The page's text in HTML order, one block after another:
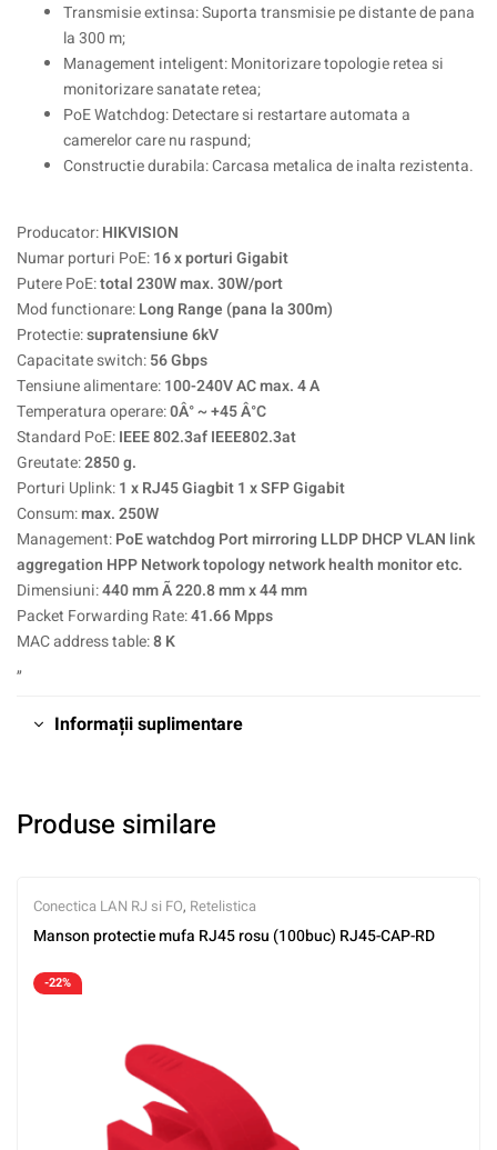
Transmisie extinsa: Suporta transmisie pe distante de pana
la 300 m;
Management inteligent: Monitorizare topologie retea si
monitorizare sanatate retea;
PoE Watchdog: Detectare si restartare automata a
camerelor care nu raspund;
Constructie durabila: Carcasa metalica de inalta rezistenta.
Producator:HIKVISION
Numar porturi PoE:16 x porturi Gigabit
Putere PoE:total 230W max. 30W/port
Mod functionare:Long Range (pana la 300m)
Protectie:supratensiune 6kV
Capacitate switch:56 Gbps
Tensiune alimentare:100-240V AC max. 4 A
Temperatura operare:0Â° ~ +45 Â°C
Standard PoE:IEEE 802.3af IEEE802.3at
Greutate:2850 g.
Porturi Uplink:1 x RJ45 Giagbit 1 x SFP Gigabit
Consum:max. 250W
Management:PoE watchdog Port mirroring LLDP DHCP VLAN link
aggregation HPP Network topology network health monitor etc.
Dimensiuni:440 mm Ã 220.8 mm x 44 mm
Packet Forwarding Rate:41.66 Mpps
MAC address table:8 K
„
Informații suplimentare
Produse similare
Conectica LAN RJ si FO, Retelistica
Manson protectie mufa RJ45 rosu (100buc) RJ45-CAP-RD
-22%